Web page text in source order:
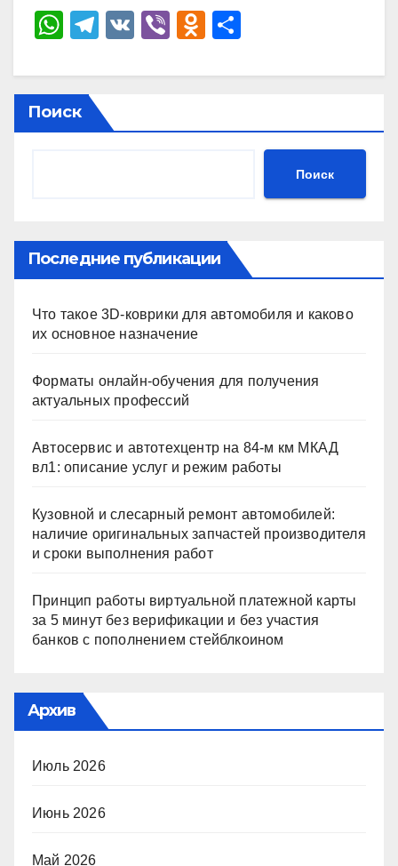
W
at
s
A
T
e
gr
a
V
Vi
er
O
n
kl
ki
р
в
ть
Поиск
Поиск
Последние публикации
Что такое 3D-коврики для автомобиля и каково
их основное назначение
Форматы онлайн-обучения для получения
актуальных профессий
Автосервис и автотехцентр на 84-м км МКАД
вл1: описание услуг и режим работы
Кузовной и слесарный ремонт автомобилей:
наличие оригинальных запчастей производителя
и сроки выполнения работ
Принцип работы виртуальной платежной карты
за 5 минут без верификации и без участия
банков с пополнением стейблкоином
Архив
Июль 2026
Июнь 2026
Май 2026